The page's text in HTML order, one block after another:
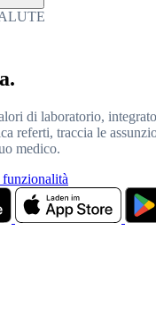
di laboratorio,
referti, traccia le
medico.